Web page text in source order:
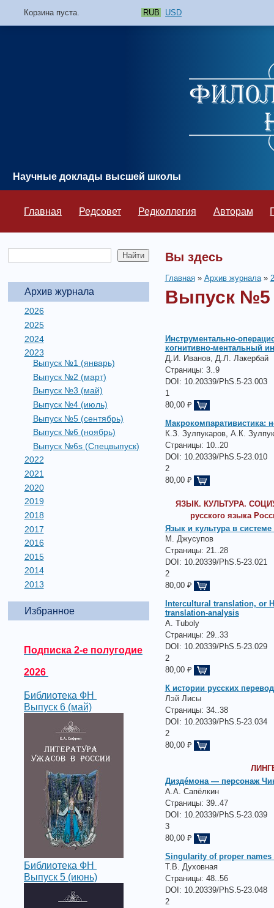
Корзина пуста. RUB USD
Научные доклады высшей школы
Главная Редсовет Редколлегия Авторам
Архив журнала
2026
2025
2024
2023
Выпуск №1 (январь)
Выпуск №2 (март)
Выпуск №3 (май)
Выпуск №4 (июль)
Выпуск №5 (сентябрь)
Выпуск №6 (ноябрь)
Выпуск №6s (Спецвыпуск)
2022
2021
2020
2019
2018
2017
2016
2015
2014
2013
Избранное
Подписка 2-е полугодие
2026
Библиотека ФН
Выпуск 6 (май)
Библиотека ФН
Выпуск 5 (июнь)
Вы здесь
Главная» Архив журнала»
Выпуск №5
Инструментально-
когнитивно-ментальный
Д.И. Иванов, Д.Л. Лакербай
Страницы: 3..9
DOI: 10.20339/PhS.5-23.003
1
80,00 ₽
Макрокомпаративистика:
К.З. Зулпукаров, А.К.
Страницы: 10..20
DOI: 10.20339/PhS.5-23.010
2
80,00 ₽
ЯЗЫК. КУЛЬТУРА.
русского языка
Язык и культура в
М. Джусупов
Страницы: 21..28
DOI: 10.20339/PhS.5-23.021
2
80,00 ₽
Intercultural translation, or
translation-analysis
A. Tuboly
Страницы: 29..33
DOI: 10.20339/PhS.5-23.029
2
80,00 ₽
К истории русских
Лэй Лисы
Страницы: 34..38
DOI: 10.20339/PhS.5-23.034
2
80,00 ₽
Диздéмона — персонаж
А.А. Сапёлкин
Страницы: 39..47
DOI: 10.20339/PhS.5-23.039
3
80,00 ₽
Singularity of proper names
Т.В. Духовная
Страницы: 48..56
DOI: 10.20339/PhS.5-23.048
2